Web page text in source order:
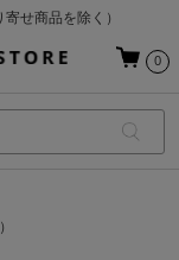
無料
せ商品を除く）
0